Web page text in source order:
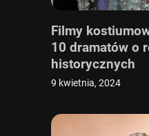
Filmy
10 dramatów o
historycznych
9 kwietnia, 2024